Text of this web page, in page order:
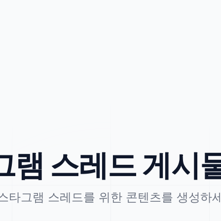
램 스레드 게시
타그램 스레드를 위한 콘텐츠를 생성하